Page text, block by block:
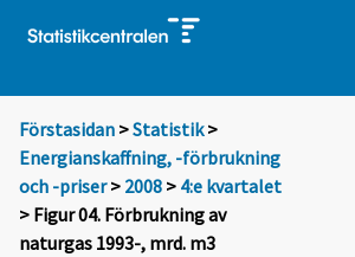
Förstasidan >Statistik >
Energianskaffning, -förbrukning
och -priser> 2008 > 4:e kvartalet
> Figur 04. Förbrukning av
naturgas 1993-, mrd. m3